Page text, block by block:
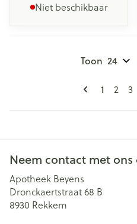
Niet beschikbaar
U lees
1 2 3
Toon
Neem contact met ons
Apotheek Beyens
Dronckaertstraat 68 B
8930 Rekkem